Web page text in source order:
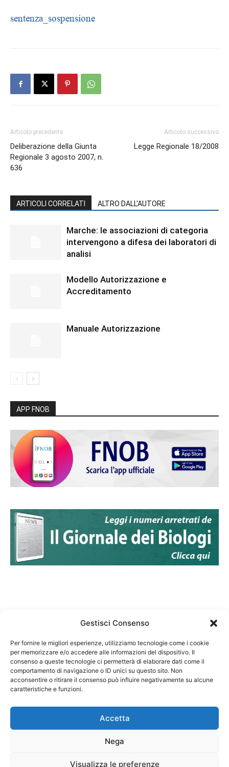
Gestisci Consenso
Per fornire le migliori esperienze, utilizziamo tecnologie come i cookie
per memorizzare e/o accedere alle informazioni del dispositivo. Il
consenso a queste tecnologie ci permetterà di elaborare dati come il
comportamento di navigazione o ID unici su questo sito. Non
acconsentire o ritirare il consenso può influire negativamente su alcune
caratteristiche e funzioni.
Accetta
Nega
Visualizza le preferenze
sentenza_sospensione
Articolo precedente
Deliberazione della Giunta
Regionale 3 agosto 2007, n.
636
Articolo successivo
Legge Regionale 18/2008
ARTICOLI CORRELATI ALTRO DALL'AUTORE
Marche: le associazioni di categoria
intervengono a difesa dei laboratori di
analisi
Modello Autorizzazione e
Accreditamento
Manuale Autorizzazione
APP FNOB
Federazione Nazionale Degli Ordini dei Biologi:
codice fiscale 80069130583
Responsabile sito internet www.fnob.it:
Privacy Policy Cookie Policy